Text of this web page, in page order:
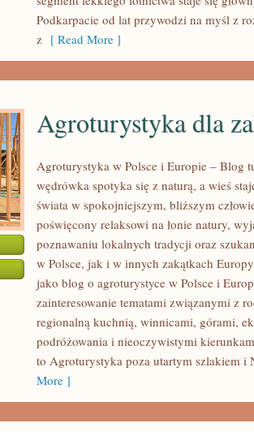
SUBORBITALNE
Podkarpacie od lat przywodzi na myśl z
z [ Read More ]
AGROTURYSTYKA
ZAKOCHANYCH
Agroturystyka dla
Agroturystyka w Polsce i Europie – Blog
wędrówka spotyka się z naturą, a wieś
świata w spokojniejszym, bliższym
poświęcony relaksowi na łonie natury,
poznawaniu lokalnych tradycji oraz
w Polsce, jak i w innych zakątkach
jako blog o agroturystyce w Polsce i
zainteresowanie tematami związanymi z
regionalną kuchnią, winnicami, górami,
podróżowania i nieoczywistymi
to Agroturystyka poza utartym szlakiem i
More ]